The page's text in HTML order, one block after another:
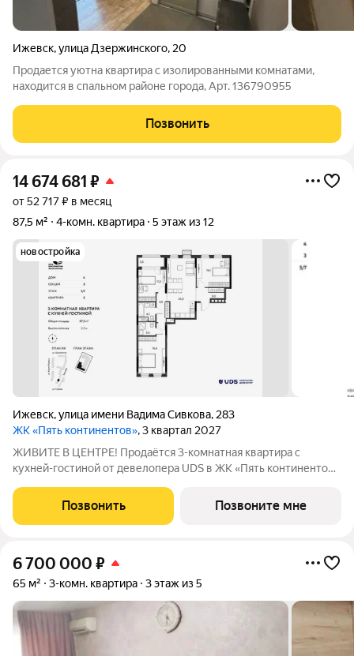
Ижевск,улица Дзержинского, 20
Продается уютна квартира с изолированными комнатами,
находится в спальном районе города, Арт. 136790955
Позвонить
14 674 681 ₽
от 52 717 ₽ в месяц
87,5 м²
4-комн. квартира 5 этаж из 12
новостройка
Ижевск,улица имени Вадима Сивкова, 283
ЖК «Пять континентов», 3 квартал 2027
ЖИВИТЕ В ЦЕНТРЕ! Продаётся 3-комнатная квартира с
кухней-гостиной от девелопера UDS в ЖК «Пять континентов»
м. Выбирайте квартиру в топовой локации Ижевска, чтобы всё
успевать сегодня и
Позвонить Позвоните мне
6 700 000 ₽
65 м² 3-комн. квартира 3 этаж из 5